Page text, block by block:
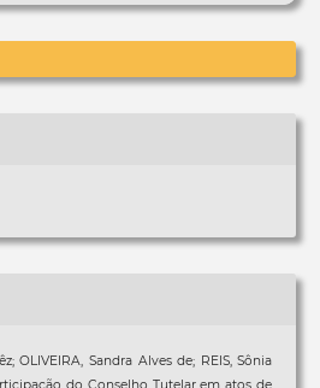
OLIVEIRA, Sandra Alves de; REIS, Sônia